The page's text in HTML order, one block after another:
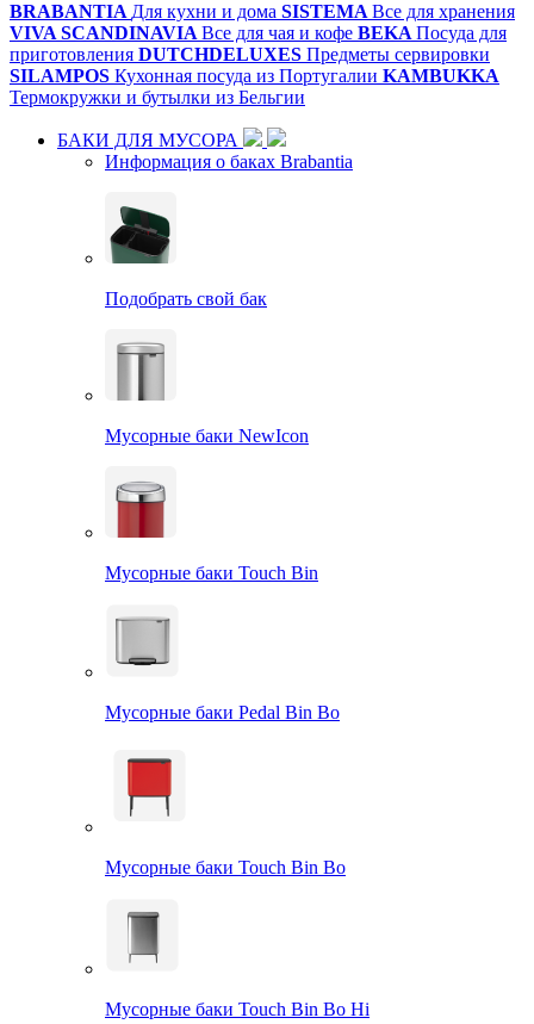
BRABANTIA Для кухни и дома SISTEMA Все для хранения
VIVA SCANDINAVIA Все для чая и кофе BEKA Посуда для
приготовления DUTCHDELUXES Предметы сервировки
SILAMPOS Кухонная посуда из Португалии KAMBUKKA
Термокружки и бутылки из Бельгии
БАКИ ДЛЯ МУСОРА
Информация о баках Brabantia
Подобрать свой бак
Мусорные баки NewIcon
Мусорные баки Touch Bin
Мусорные баки Pedal Bin Bo
Мусорные баки Touch Bin Bo
Мусорные баки Touch Bin Bo Hi